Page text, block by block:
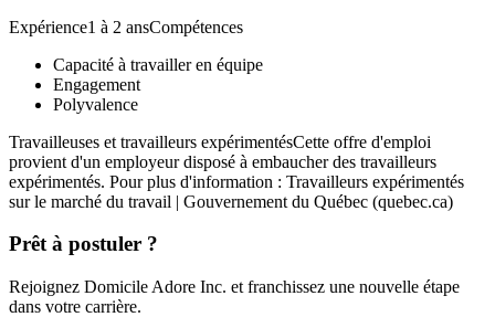
Expérience1 à 2 ansCompétences
Capacité à travailler en équipe
Engagement
Polyvalence
Travailleuses et travailleurs expérimentésCette offre d'emploi
provient d'un employeur disposé à embaucher des travailleurs
expérimentés. Pour plus d'information : Travailleurs expérimentés
sur le marché du travail | Gouvernement du Québec (quebec.ca)
Prêt à postuler ?
Rejoignez Domicile Adore Inc. et franchissez une nouvelle étape
dans votre carrière.